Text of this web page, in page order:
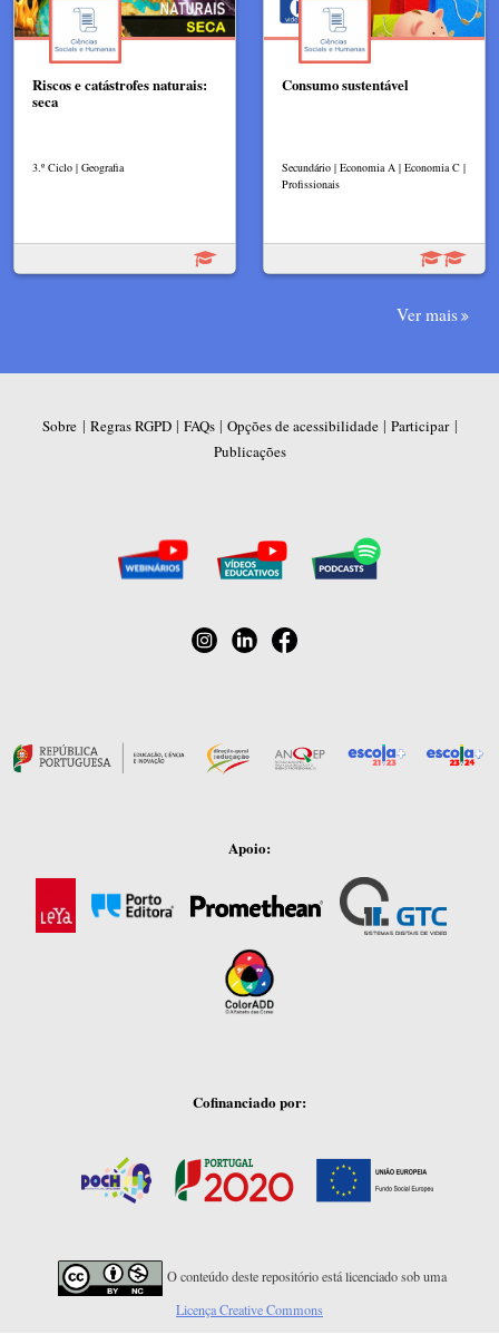
Riscos e catástrofes naturais:
seca
3.º Ciclo | Geografia
Consumo sustentável
Secundário | Economia A | Economia C |
Profissionais
Ver mais
Sobre | Regras RGPD| FAQs| Opções de acessibilidade| Participar|
Publicações
Apoio:
Cofinanciado por:
O conteúdo deste repositório está licenciado sob uma
Licença Creative Commons